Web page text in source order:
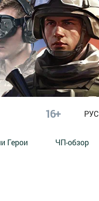
16+ РУС
Герои ЧП-обзор